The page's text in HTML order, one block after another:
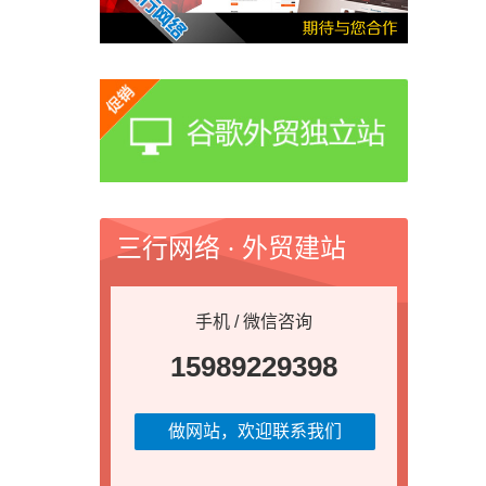
三行网络 · 外贸建站
手机 / 微信咨询
15989229398
做网站，欢迎联系我们